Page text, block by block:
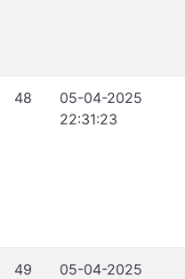
48
05-04-2025
22:31:23
49
05-04-2025